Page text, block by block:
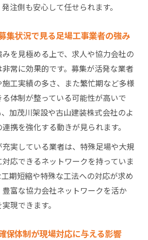
注側も安心して任せられます。
集状況で見る足場工事業者の強み
を見極める上で、求人や協力会社の
常に効果的です。募集が活発な業者
工実績の多さ、また繁忙期など多様
体制が整っている可能性が高いで
加茂川架設や古山建装株式会社のよ
携を強化する動きが見られます。
実している業者は、特殊足場や大規
応できるネットワークを持っていま
期短縮や特殊な工法への対応が求め
富な協力会社ネットワークを活か
現できます。
保体制が現場対応に与える影響